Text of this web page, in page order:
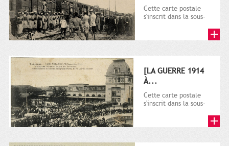
Cette carte postale
s'inscrit dans la sous-
plusieurs milliers de...
[LA GUERRE 1914
À...
Cette carte postale
s'inscrit dans la sous-
plusieurs milliers de...